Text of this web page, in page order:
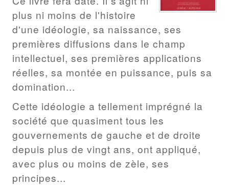
plus ni moins de l'histoire
d'une idéologie, sa naissance, ses
premières diffusions dans le champ
intellectuel, ses premières applications
réelles, sa montée en puissance, puis sa
domination...
Cette idéologie a tellement imprégné la
société que quasiment tous les
gouvernements de gauche et de droite
depuis plus de vingt ans, ont appliqué,
avec plus ou moins de zèle, ses
principes...